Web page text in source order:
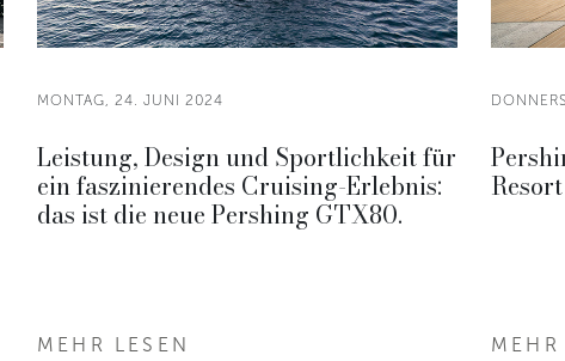
MONTAG, 24. JUNI 2024
Leistung, Design und Sportlichkeit für
ein faszinierendes Cruising-Erlebnis:
das ist die neue Pershing GTX80.
MEHR LESEN MEHR